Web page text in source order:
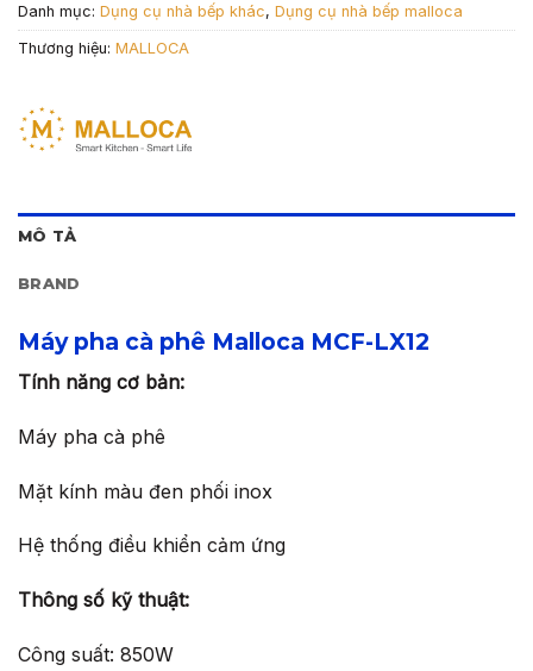
Danh mục: Dụng cụ nhà bếp khác, Dụng cụ nhà bếp malloca
Thương hiệu: MALLOCA
MÔ TẢ
BRAND
Máy pha cà phê Malloca MCF-LX12
Tính năng cơ bản:
Máy pha cà phê
Mặt kính màu đen phối inox
Hệ thống điều khiển cảm ứng
Thông số kỹ thuật:
Công suất: 850W